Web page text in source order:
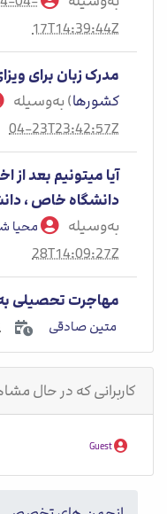
17T14:39:44Z
مدرک زبان برای
کشورها) به‌وسیله
04-23T23:42:57Z
آیا میتونیم بعد
دانشگاه خاص ،
به‌وسیله
محیا
28T14:09:27Z
مهاجرت تحصیلی به
متین صادقی
کاربرانی که در حال